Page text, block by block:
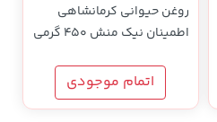
روغن حیوانی کرمانشاهی
اطمینان نیک منش 450 گرمی
اتمام موجودی